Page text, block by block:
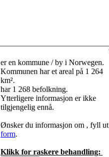
er en kommune / by i Norwegen.
Kommunen har et areal på 1 264
km².
har 1 268 befolkning.
Ytterligere informasjon er ikke
tilgjengelig ennå.
Ønsker du informasjon om , fyll ut
form.
Klikk for raskere behandling: